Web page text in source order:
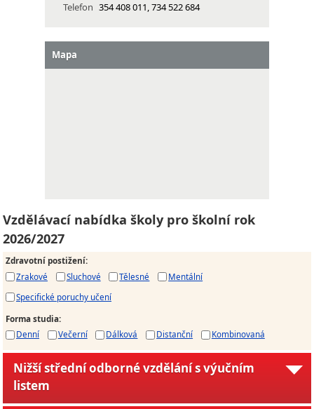
Telefon 354 408 011, 734 522 684
Mapa
Vzdělávací nabídka školy pro školní rok
2026/2027
Zdravotní postižení:
Zrakové
Sluchové Tělesné
Mentální
Specifické poruchy učení
Forma studia:
Denní
Večerní Dálková Distanční Kombinovaná
Nižší střední odborné vzdělání s výučním
listem